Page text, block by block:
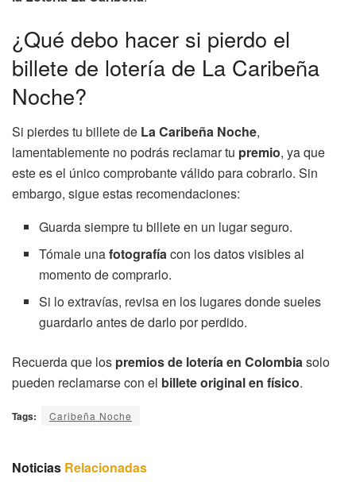
¿Qué debo hacer si pierdo el
billete de lotería de La Caribeña
Noche?
Si pierdes tu billete de La Caribeña Noche,
lamentablemente no podrás reclamar tu premio, ya que
este es el único comprobante válido para cobrarlo. Sin
embargo, sigue estas recomendaciones:
Guarda siempre tu billete en un lugar seguro.
Tómale unafotografíacon los datos visibles al
momento de comprarlo.
Si lo extravías, revisa en los lugares donde sueles
guardarlo antes de darlo por perdido.
Recuerda que los premios de lotería en Colombiasolo
pueden reclamarse con el billete original en físico.
Tags: Caribeña Noche
Noticias Relacionadas